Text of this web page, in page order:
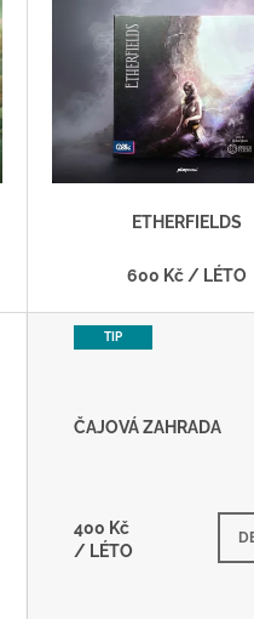
ETHERFIELDS
600 Kč / LÉTO
TIP
ČAJOVÁ ZAHRADA
400 Kč
/ LÉTO